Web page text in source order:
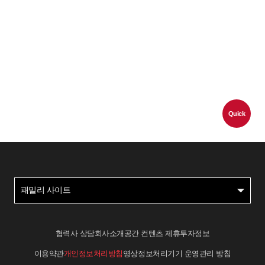
Quick
패밀리 사이트
협력사 상담회사소개 공간 컨텐츠 제휴투자정보
이용약관개인정보처리방침 영상정보처리기기 운영관리 방침